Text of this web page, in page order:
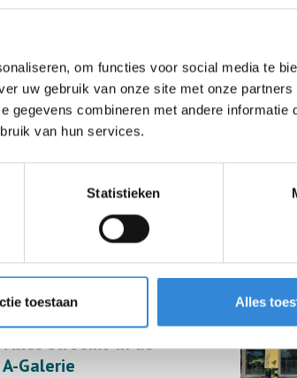
om functies voor social media te
uw gebruik van onze site met onze
gegevens combineren met andere informatie
van hun services.
Statistieken
toestaan Alles
Internationale Dag
voor Mensen met
een Beperking
3 december 2024
Tentoonstelling
'Alles stroomt' in de
A-Galerie